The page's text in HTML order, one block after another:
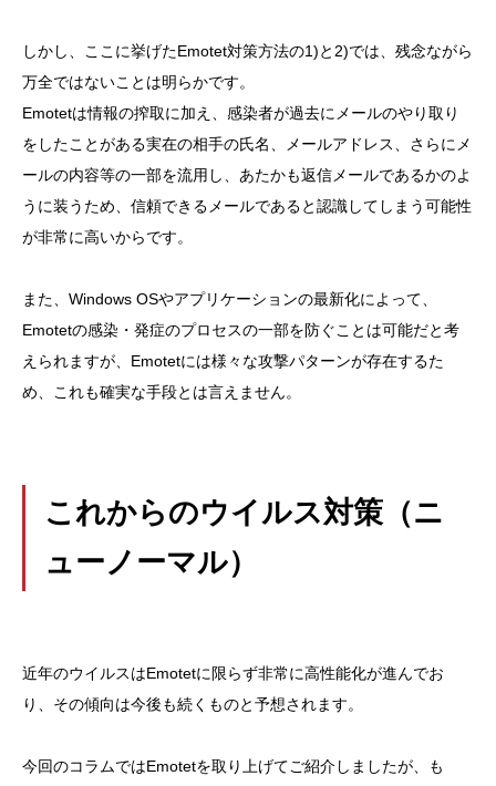
しかし、ここに挙げたEmotet対策方法の1)と2)では、残念ながら
万全ではないことは明らかです。
Emotetは情報の搾取に加え、感染者が過去にメールのやり取り
をしたことがある実在の相手の氏名、メールアドレス、さらにメ
ールの内容等の一部を流用し、あたかも返信メールであるかのよ
うに装うため、信頼できるメールであると認識してしまう可能性
が非常に高いからです。
また、Windows OSやアプリケーションの最新化によって、
Emotetの感染・発症のプロセスの一部を防ぐことは可能だと考
えられますが、Emotetには様々な攻撃パターンが存在するた
め、これも確実な手段とは言えません。
これからのウイルス対策（ニ
ューノーマル）
近年のウイルスはEmotetに限らず非常に高性能化が進んでお
り、その傾向は今後も続くものと予想されます。
今回のコラムではEmotetを取り上げてご紹介しましたが、も